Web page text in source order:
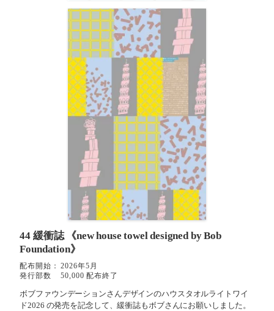
44 緩衝誌《new house towel designed by Bob
Foundation》
配布開始：
2026年5月
発行部数
50,000 配布終了
ボブファウンデーションさんデザインのハウスタオルライトワイ
ド2026 の発売を記念して、緩衝誌もボブさんにお願いしました。